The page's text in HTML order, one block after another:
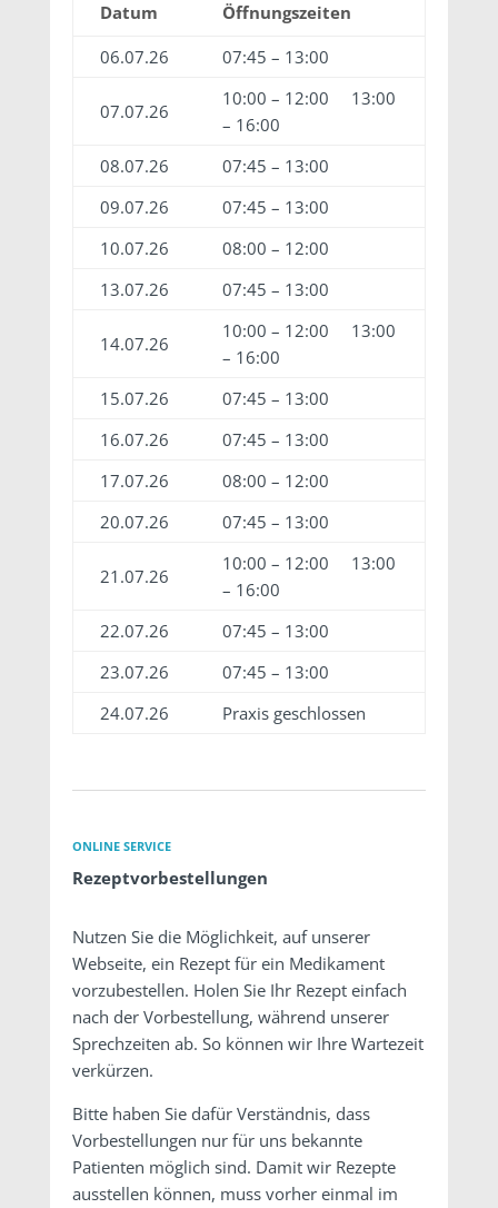
Datum
Öffnungszeiten
06.07.26
07:45 – 13:00
07.07.26
10:00 – 12:00 13:00
– 16:00
08.07.26
07:45 – 13:00
09.07.26
07:45 – 13:00
10.07.26
08:00 – 12:00
13.07.26
07:45 – 13:00
14.07.26
10:00 – 12:00 13:00
– 16:00
15.07.26
07:45 – 13:00
16.07.26
07:45 – 13:00
17.07.26
08:00 – 12:00
20.07.26
07:45 – 13:00
21.07.26
10:00 – 12:00 13:00
– 16:00
22.07.26
07:45 – 13:00
23.07.26
07:45 – 13:00
24.07.26
Praxis geschlossen
ONLINE SERVICE
Rezeptvorbestellungen
Nutzen Sie die Möglichkeit, auf unserer
Webseite, ein Rezept für ein Medikament
vorzubestellen. Holen Sie Ihr Rezept einfach
nach der Vorbestellung, während unserer
Sprechzeiten ab. So können wir Ihre Wartezeit
verkürzen.
Bitte haben Sie dafür Verständnis, dass
Vorbestellungen nur für uns bekannte
Patienten möglich sind. Damit wir Rezepte
ausstellen können, muss vorher einmal im